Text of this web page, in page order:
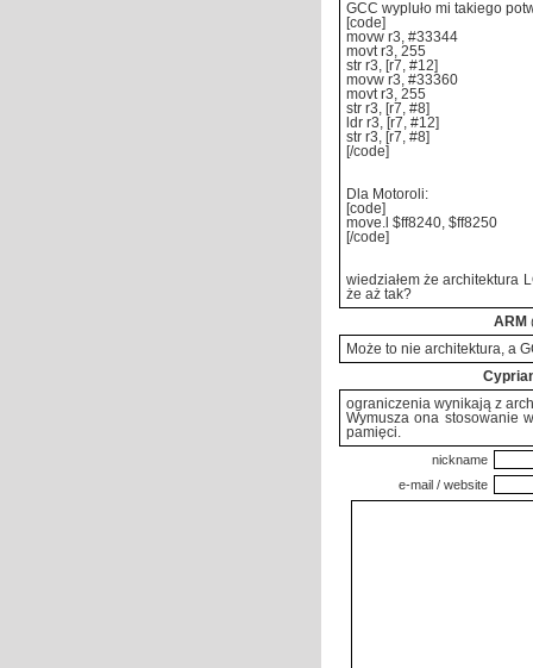
GCC wypluło mi takiego
[code]
movw r3, #33344
movt r3, 255
str r3, [r7, #12]
movw r3, #33360
movt r3, 255
str r3, [r7, #8]
ldr r3, [r7, #12]
str r3, [r7, #8]
[/code]
Dla Motoroli:
[code]
move.l $ff8240, $ff8250
[/code]
wiedziałem że architektura
że aż tak?
ARM
Może to nie architektura, a
ograniczenia wynikają z
Wymusza ona stosowanie
pamięci.
nickname
e-mail / website